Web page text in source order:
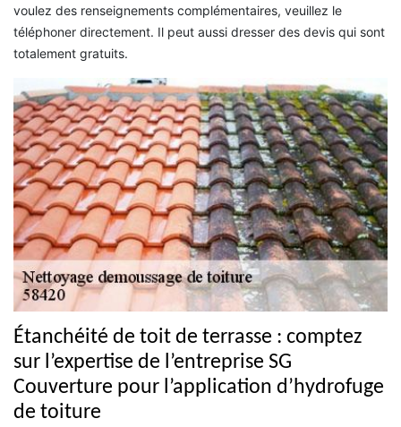
voulez des renseignements complémentaires, veuillez le
téléphoner directement. Il peut aussi dresser des devis qui sont
totalement gratuits.
Étanchéité de toit de terrasse : comptez
sur l’expertise de l’entreprise SG
Couverture pour l’application d’hydrofuge
de toiture